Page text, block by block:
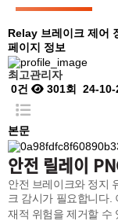
Relay 브레이크 제어
페이지 정보
최고관리자
0건
301회 24-
본문
안전 릴레이
안전 브레이크와 정지
크 감시가 필요합니다.
재적 위험을 제거할 수